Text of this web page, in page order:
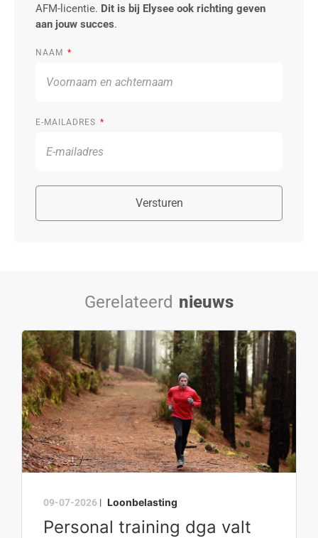
AFM-licentie. Dit is bij Elysee ook richting geven
aan jouw succes.
NAAM
E-MAILADRES
Versturen
Gerelateerd nieuws
09-07-2026 | Loonbelasting
Personal training dga valt